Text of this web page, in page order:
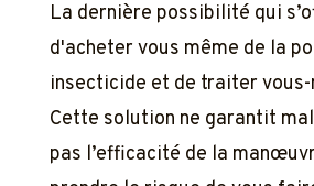
La dernière possibilité qui
d'acheter vous même de la
insecticide et de traiter vous-
Cette solution ne garantit
pas l’efficacité de la